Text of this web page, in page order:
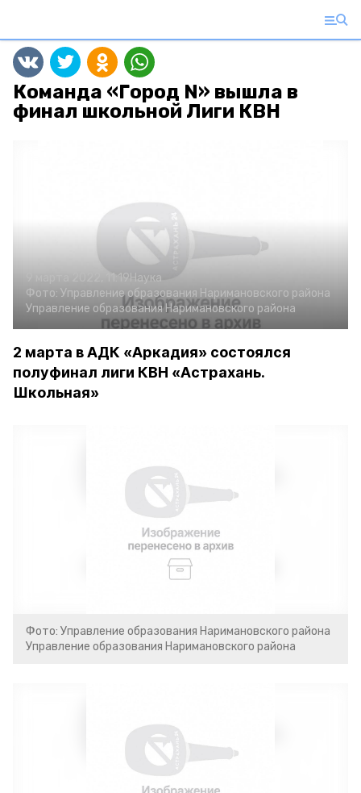
Команда «Город N» вышла в
финал школьной Лиги КВН
9 марта 2022, 11:19 Наука
Фото: Управление образования Наримановского района
Управление образования Наримановского района
2 марта в АДК «Аркадия» состоялся
полуфинал лиги КВН «Астрахань.
Школьная»
Фото: Управление образования Наримановского района
Управление образования Наримановского района